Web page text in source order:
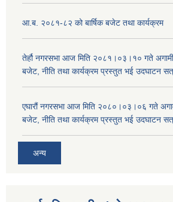
आ.ब. २०८१-८२ को बार्षिक बजेट तथा कार्यक्रम
तेर्हौ नगरसभा आज मिति २०८१।०३।१० गते
बजेट, नीति तथा कार्यक्रम प्रस्तुत भई उदघाटन
एघारौं नगरसभा आज मिति २०८०।०३।०६ गते
बजेट, नीति तथा कार्यक्रम प्रस्तुत भई उदघाटन
अन्य